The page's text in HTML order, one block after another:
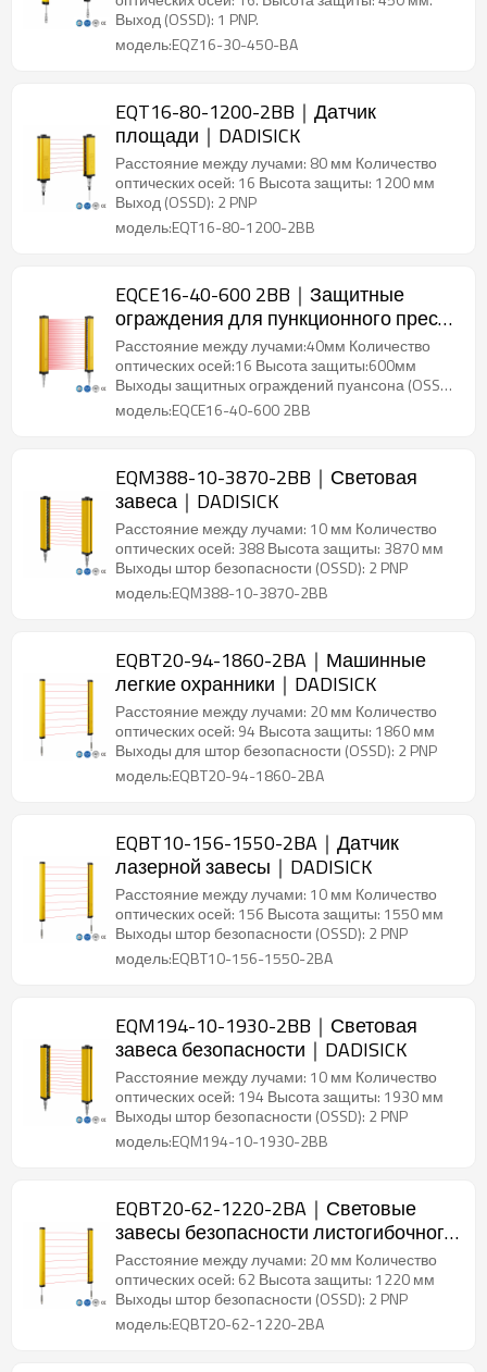
Выход (OSSD): 1 PNP.
модель:EQZ16-30-450-BA
EQT16-80-1200-2BB｜Датчик
площади｜DADISICK
Расстояние между лучами: 80 мм Количество
оптических осей: 16 Высота защиты: 1200 мм
Выход (OSSD): 2 PNP
модель:EQT16-80-1200-2BB
EQCE16-40-600 2BB｜Защитные
ограждения для пункционного пресса
｜DADISICK
Расстояние между лучами:40мм Количество
оптических осей:16 Высота защиты:600мм
Выходы защитных ограждений пуансона (OSSD)
2 PNP
модель:EQCE16-40-600 2BB
EQM388-10-3870-2BB｜Световая
завеса｜DADISICK
Расстояние между лучами: 10 мм Количество
оптических осей: 388 Высота защиты: 3870 мм
Выходы штор безопасности (OSSD): 2 PNP
модель:EQM388-10-3870-2BB
EQBT20-94-1860-2BA｜Машинные
легкие охранники｜DADISICK
Расстояние между лучами: 20 мм Количество
оптических осей: 94 Высота защиты: 1860 мм
Выходы для штор безопасности (OSSD): 2 PNP
модель:EQBT20-94-1860-2BA
EQBT10-156-1550-2BA｜Датчик
лазерной завесы｜DADISICK
Расстояние между лучами: 10 мм Количество
оптических осей: 156 Высота защиты: 1550 мм
Выходы штор безопасности (OSSD): 2 PNP
модель:EQBT10-156-1550-2BA
EQM194-10-1930-2BB｜Световая
завеса безопасности｜DADISICK
Расстояние между лучами: 10 мм Количество
оптических осей: 194 Высота защиты: 1930 мм
Выходы штор безопасности (OSSD): 2 PNP
модель:EQM194-10-1930-2BB
EQBT20-62-1220-2BA｜Световые
завесы безопасности листогибочного
тормоза｜DADISICK
Расстояние между лучами: 20 мм Количество
оптических осей: 62 Высота защиты: 1220 мм
Выходы штор безопасности (OSSD): 2 PNP
модель:EQBT20-62-1220-2BA